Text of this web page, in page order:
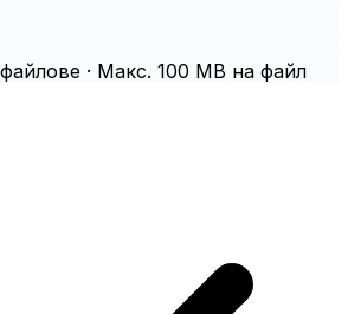
· Макс. 100 MB на файл